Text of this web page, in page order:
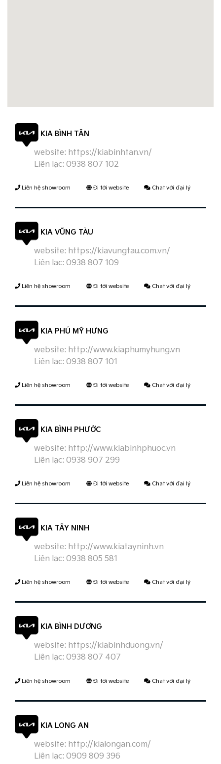
KIA BÌNH TÂN
website: https://kiabinhtan.vn/
Liên lạc: 0938 807 102
Liên hệ showroom Đi tới website Chat với đại lý
KIA VŨNG TÀU
website: https://kiavungtau.com.vn/
Liên lạc: 0938 807 109
Liên hệ showroom Đi tới website Chat với đại lý
KIA PHÚ MỸ HƯNG
website: http://www.kiaphumyhung.vn
Liên lạc: 0938 807 101
Liên hệ showroom Đi tới website Chat với đại lý
KIA BÌNH PHƯỚC
website: http://www.kiabinhphuoc.vn
Liên lạc: 0938 907 299
Liên hệ showroom Đi tới website Chat với đại lý
KIA TÂY NINH
website: http://www.kiatayninh.vn
Liên lạc: 0938 805 581
Liên hệ showroom Đi tới website Chat với đại lý
KIA BÌNH DƯƠNG
website: https://kiabinhduong.vn/
Liên lạc: 0938 807 407
Liên hệ showroom Đi tới website Chat với đại lý
KIA LONG AN
website: http://kialongan.com/
Liên lạc: 0909 809 396